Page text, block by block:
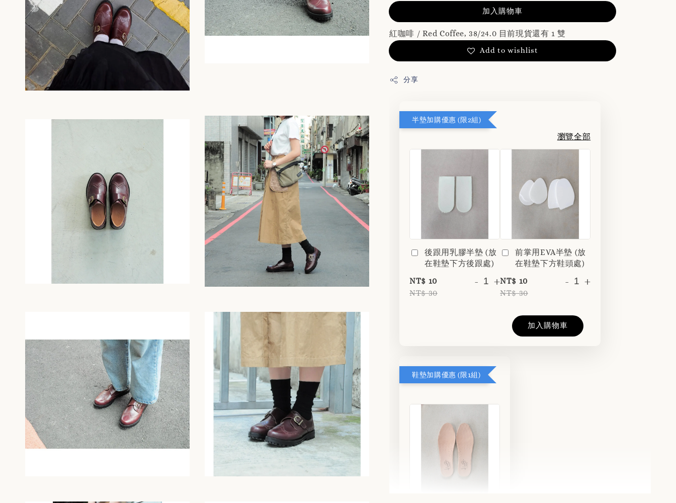
加入購物車
紅咖啡 / Red Coffee, 38/24.0 目前現貨還有 1 雙
Add to wishlist
分享
半墊加購優惠 (限2組)
瀏覽全部
後跟用乳膠半墊 (放
在鞋墊下方後跟處)
NT$ 10
NT$ 30
- +
前掌用EVA半墊 (放
在鞋墊下方鞋頭處)
NT$ 10
NT$ 30
- +
加入購物車
鞋墊加購優惠 (限1組)